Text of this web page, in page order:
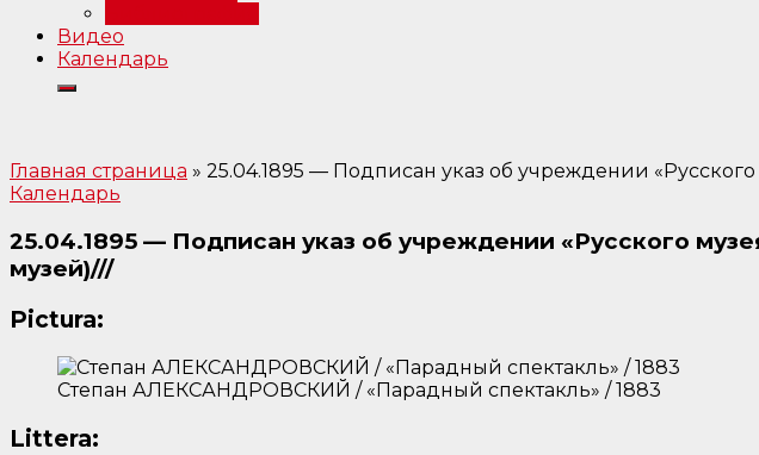
Видео
Календарь
Главная страница » 25.04.1895 — Подписан указ об учреждении
Календарь
25.04.1895 — Подписан указ об учреждении «Русского
музей)///
Pictura:
Степан АЛЕКСАНДРОВСКИЙ / «Парадный спектакль» / 1883
Littera: